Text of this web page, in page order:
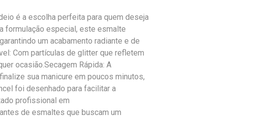
é a escolha perfeita para quem deseja
formulação especial, este esmalte
um acabamento radiante e de
Com partículas de glitter que refletem
ocasião.Secagem Rápida: A
sua manicure em poucos minutos,
foi desenhado para facilitar a
profissional em
de esmaltes que buscam um